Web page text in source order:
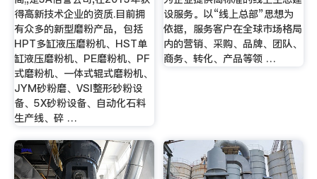
得高新技术企业的资质.目前拥
有众多的新型磨粉产品，包括
HPT多缸液压磨粉机、HST单
缸液压磨粉机、PE磨粉机、PF
式磨粉机、一体式辊式磨粉机、
JYM砂粉磨、VSI整形砂粉设
备、5X砂粉设备、自动化石料
生产线、碎 …
设服务。以“线上总部”思想为
依据，服务客户在全球市场格局
内的营销、采购、品牌、团队、
商务、转化、产品等领 …